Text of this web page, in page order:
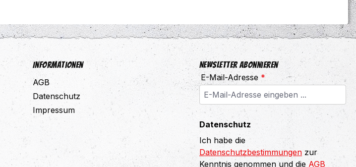
Informationen
AGB
Datenschutz
Impressum
Newsletter abonnieren
E-Mail-Adresse *
Datenschutz
Ich habe die
Datenschutzbestimmungen zur
Kenntnis genommen und die AGB